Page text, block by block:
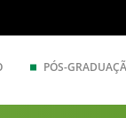
PÓS-